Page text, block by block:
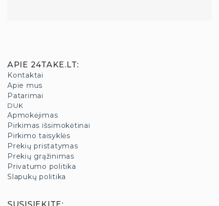
APIE 24TAKE.LT:
Kontaktai
Apie mus
Patarimai
DUK
Apmokėjimas
Pirkimas išsimokėtinai
Pirkimo taisyklės
Prekių pristatymas
Prekių grąžinimas
Privatumo politika
Slapukų politika
: